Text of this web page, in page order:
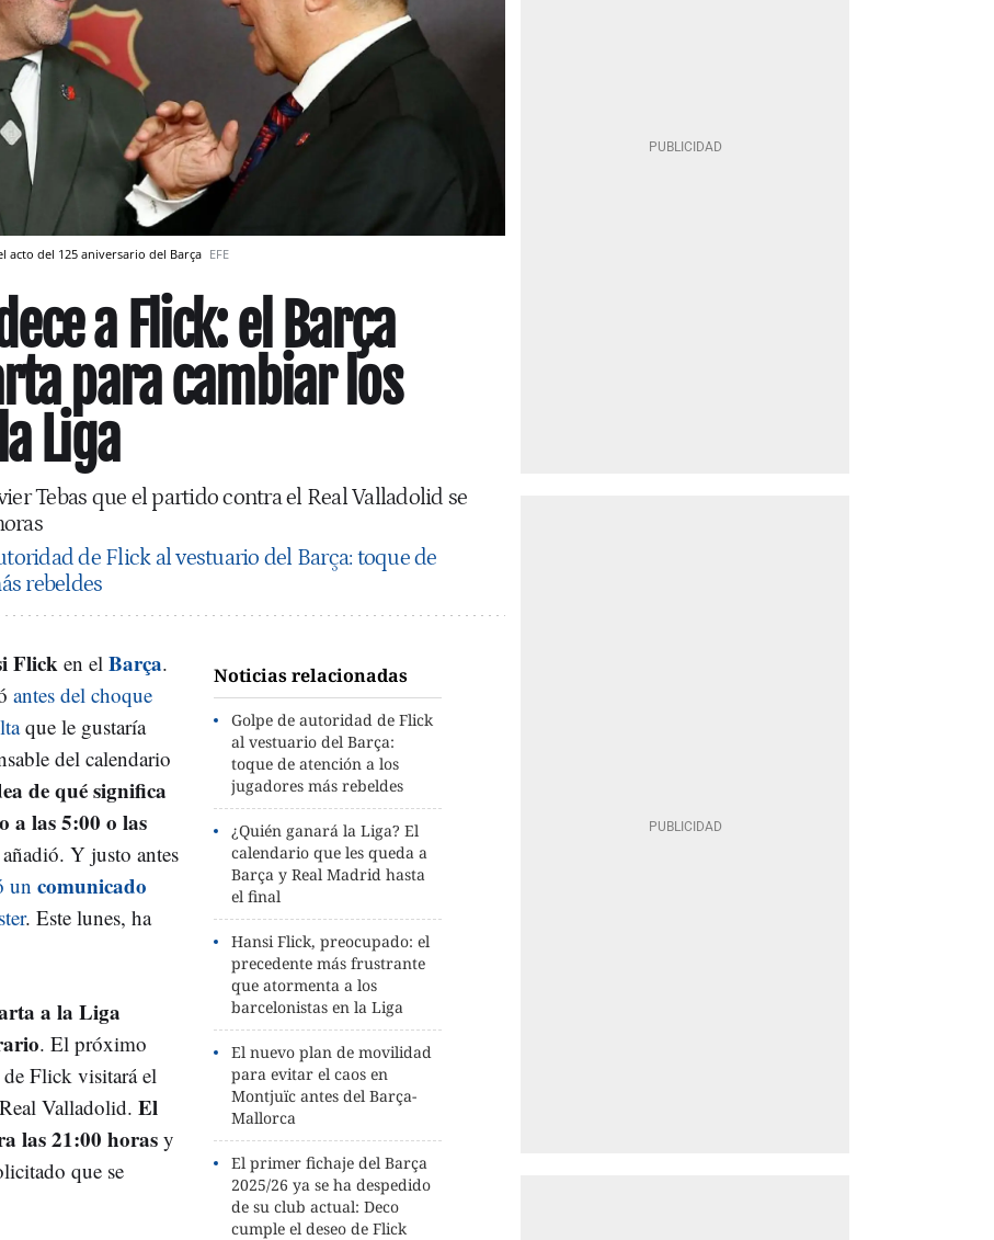
acto del 125 aniversario del Barça EFE
a Flick: el Barça
para cambiar los
Liga
Tebas que el partido contra el Real Valladolid se
de Flick al vestuario del Barça: toque de
rebeldes
Noticias relacionadas
Golpe de autoridad de Flick
al vestuario del Barça:
toque de atención a los
jugadores más rebeldes
¿Quién ganará la Liga? El
calendario que les queda a
Barça y Real Madrid hasta
el final
Hansi Flick, preocupado: el
precedente más frustrante
que atormenta a los
barcelonistas en la Liga
El nuevo plan de movilidad
para evitar el caos en
Montjuïc antes del Barça-
Mallorca
El primer fichaje del Barça
2025/26 ya se ha despedido
de su club actual: Deco
cumple el deseo de Flick
Flicken el Barça.
antes del choque
que le gustaría
del calendario
de qué significa
a las 5:00 o las
Y justo antes
un comunicado
. Este lunes, ha
a la Liga
. El próximo
Flick visitará el
Valladolid. El
las 21:00 horas y
que se